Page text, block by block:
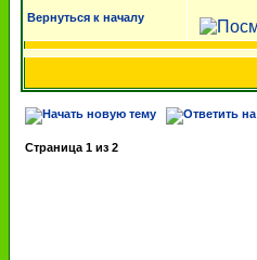
Вернуться к началу
Страница 1 из 2